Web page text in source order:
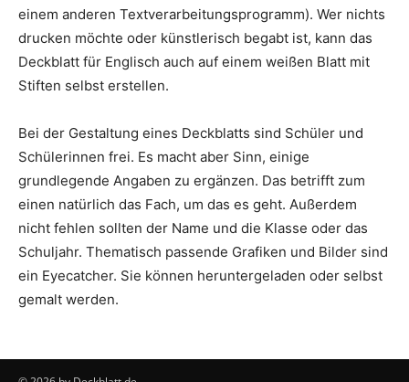
einem anderen Textverarbeitungsprogramm). Wer nichts
drucken möchte oder künstlerisch begabt ist, kann das
Deckblatt für Englisch auch auf einem weißen Blatt mit
Stiften selbst erstellen.
Bei der Gestaltung eines Deckblatts sind Schüler und
Schülerinnen frei. Es macht aber Sinn, einige
grundlegende Angaben zu ergänzen. Das betrifft zum
einen natürlich das Fach, um das es geht. Außerdem
nicht fehlen sollten der Name und die Klasse oder das
Schuljahr. Thematisch passende Grafiken und Bilder sind
ein Eyecatcher. Sie können heruntergeladen oder selbst
gemalt werden.